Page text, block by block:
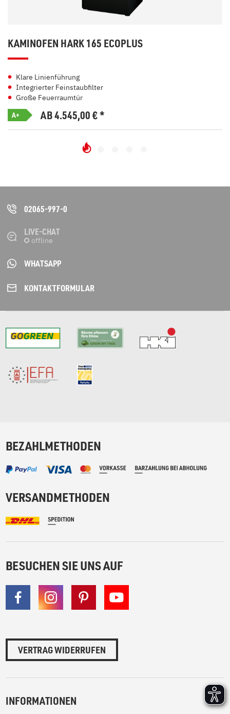
KAMINOFEN HARK 165 ECOPLUS
Klare Linienführung
Integrierter Feinstaubfilter
Große Feuerraumtür
A+ AB 4.545,00€*
02065-997-0
LIVE-CHAT
WHATSAPP
KONTAKT­FORMULAR
BEZAHLMETHODEN
VERSANDMETHODEN
BESUCHEN SIE UNS AUF
VERTRAG WIDERRUFEN
INFORMATIONEN